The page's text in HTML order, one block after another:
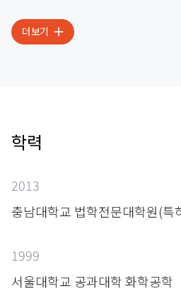
더보기
학력
2013
충남대학교 법학전문대학원(특
1999
서울대학교 공과대학 화학공학